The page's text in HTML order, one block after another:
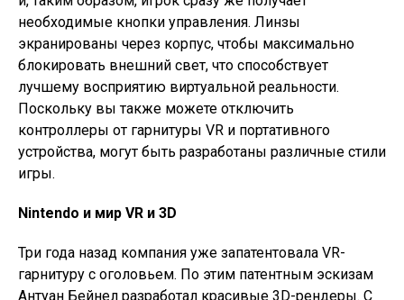
необходимые кнопки управления. Линзы
экранированы через корпус, чтобы максимально
блокировать внешний свет, что способствует
лучшему восприятию виртуальной реальности.
Поскольку вы также можете отключить
контроллеры от гарнитуры VR и портативного
устройства, могут быть разработаны различные стили
игры.
Nintendo и мир VR и 3D
Три года назад компания уже запатентовала VR-
гарнитуру с оголовьем. По этим патентным эскизам
Антуан Бейнел разработал красивые 3D-рендеры. С